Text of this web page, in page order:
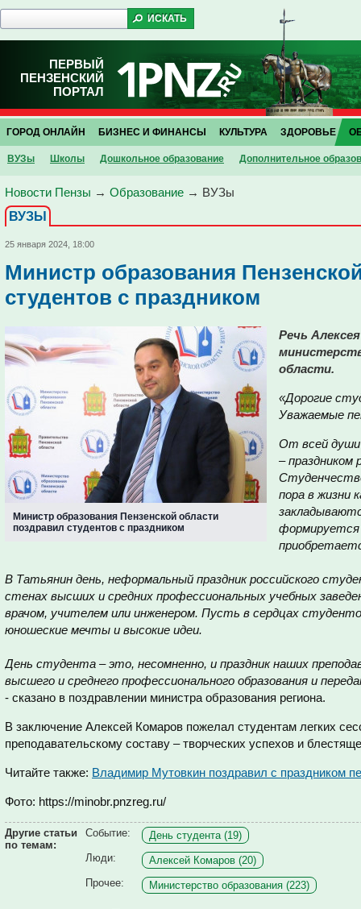
ПЕРВЫЙ
ПЕНЗЕНСКИЙ
ПОРТАЛ
ГОРОД ОНЛАЙН БИЗНЕС И ФИНАНСЫ КУЛЬТУРА ЗДОРОВЬЕ
ВУЗы Школы Дошкольное образование Дополнительное
Новости Пензы → Образование → ВУЗы
ВУЗЫ
25 января 2024, 18:00
Министр образования
студентов с праздником
Министр образования Пензенской области
поздравил студентов с праздником
Речь
области.
«Дорогие
Уважаемые
От всей души
– праздником
пора в жизни
формируется
В Татьянин день, неформальный праздник российского
стенах высших и средних профессиональных учебных
врачом, учителем или инженером. Пусть в сердцах
юношеские мечты и высокие идеи.
День студента – это, несомненно, и праздник наших
высшего и среднего профессионального образования и
- сказано в поздравлении министра образования региона.
В заключение Алексей Комаров пожелал студентам легких
преподавательскому составу – творческих успехов и
Читайте также: Владимир Мутовкин поздравил с праздником
Фото: https://minobr.pnzreg.ru/
Другие статьи
по темам:
Событие:
День студента (19)
Люди:
Алексей Комаров (20)
Прочее:
Министерство образования (223)